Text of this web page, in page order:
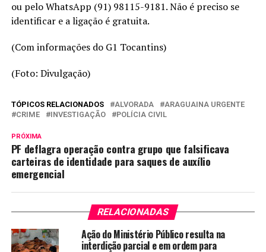
ou pelo WhatsApp (91) 98115-9181. Não é preciso se
identificar e a ligação é gratuita.
(Com informações do G1 Tocantins)
(Foto: Divulgação)
TÓPICOS RELACIONADOS ALVORADA
ARAGUAINA URGENTE
CRIME
INVESTIGAÇÃO POLÍCIA CIVIL
PRÓXIMA
PF deflagra operação contra grupo que falsificava
carteiras de identidade para saques de auxílio
emergencial
RELACIONADAS
Ação do Ministério Público resulta na
interdição parcial e em ordem para